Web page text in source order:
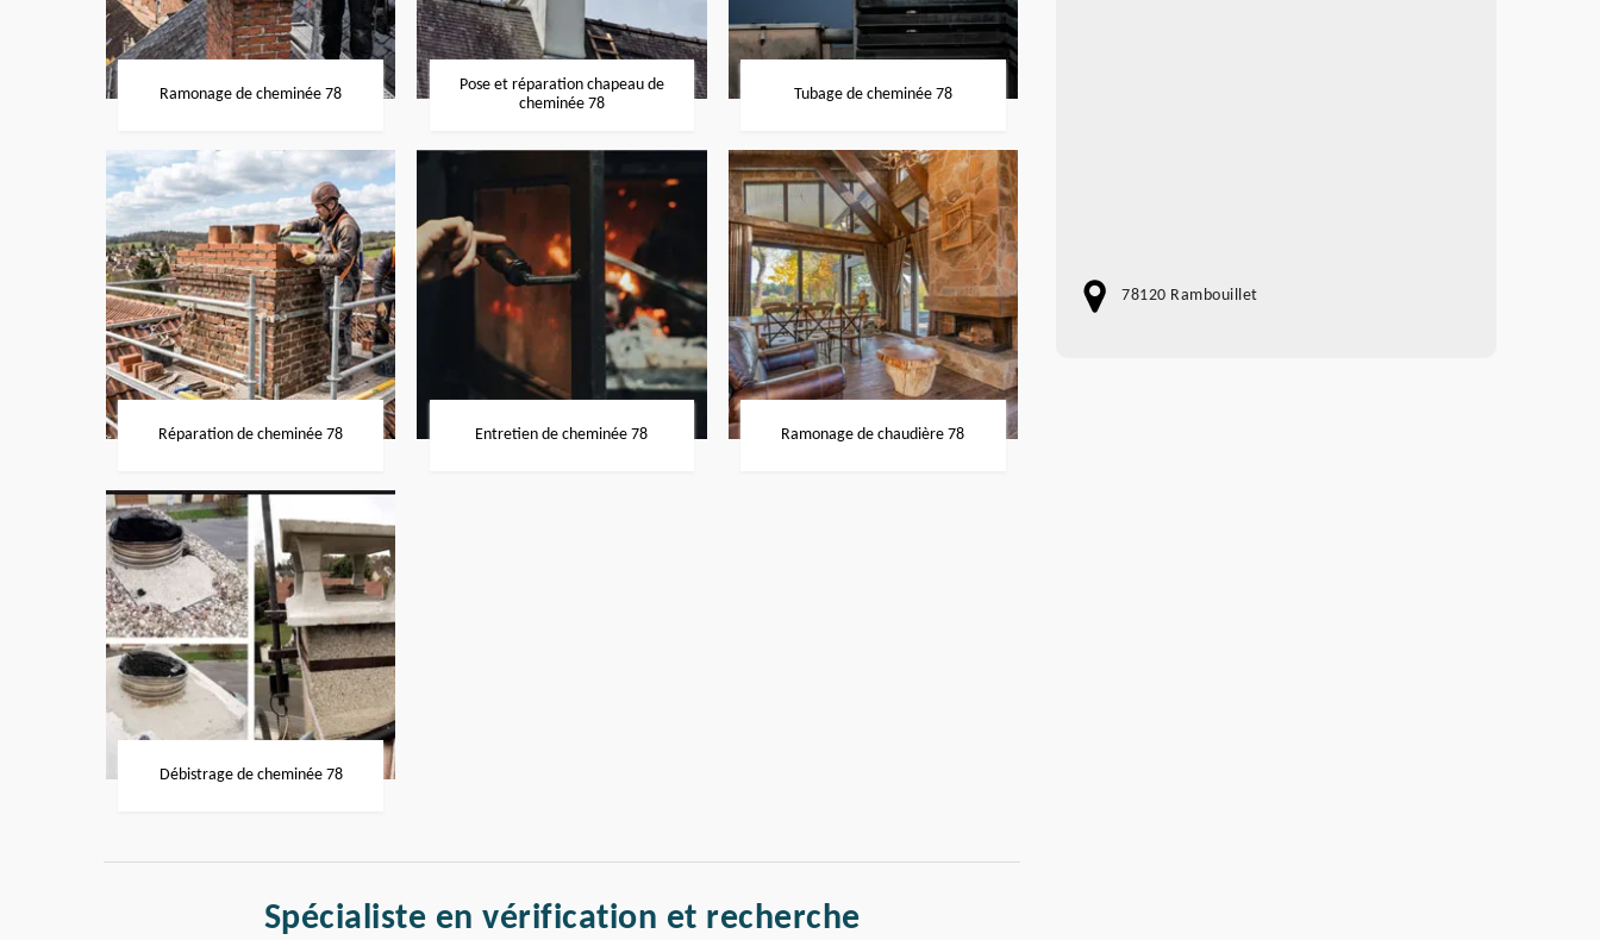
Ramonage de cheminée 78
Pose et réparation chapeau de
cheminée 78
Tubage de cheminée 78
Réparation de cheminée 78 Entretien de cheminée 78 Ramonage de chaudière 78
Débistrage de cheminée 78
Spécialiste en vérification et recherche
78120 Rambouillet